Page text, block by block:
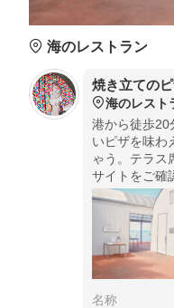
海のレストラン
焼き立ての
海のレスト
港から徒歩20
いピザを味わ
ゃう。テラス
サイトをご確
名称